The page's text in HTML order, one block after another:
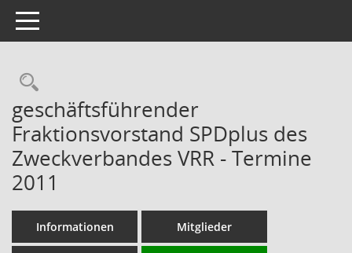
Toggle navigation
Rechercheauswahl
geschäftsführender
Fraktionsvorstand SPDplus des
Zweckverbandes VRR - Termine
2011
Informationen Mitglieder